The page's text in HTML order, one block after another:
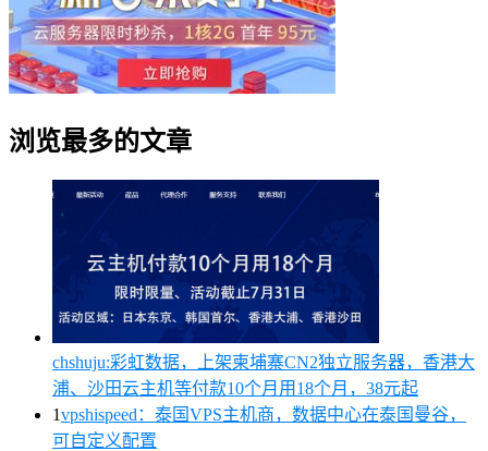
浏览最多的文章
chshuju:彩虹数据，上架柬埔寨CN2独立服务器，香港大
浦、沙田云主机等付款10个月用18个月，38元起
1vpshispeed：泰国VPS主机商，数据中心在泰国曼谷，
可自定义配置